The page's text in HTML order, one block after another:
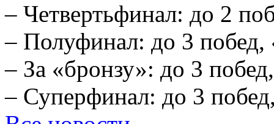
– Четвертьфинал: до 2
– Полуфинал: до 3 побед,
– За «бронзу»: до 3
– Суперфинал: до 3